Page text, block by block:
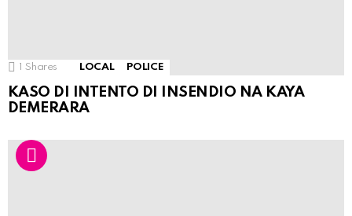
1 Shares LOCAL POLICE
KASO DI INTENTO DI INSENDIO NA KAYA
DEMERARA